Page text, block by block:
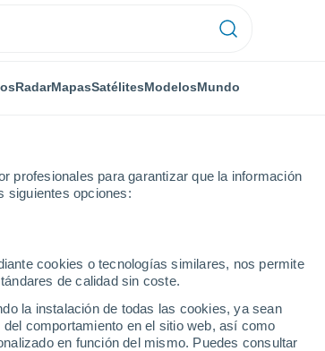
profesionales para garantizar que la información
siguientes opciones:
cookies o tecnologías similares, nos permite
de calidad sin coste.
la instalación de todas las cookies, ya sean
comportamiento en el sitio web, así como
en función del mismo. Puedes consultar
RadarMapasSatélitesModelosMundo
Las
Guabinas